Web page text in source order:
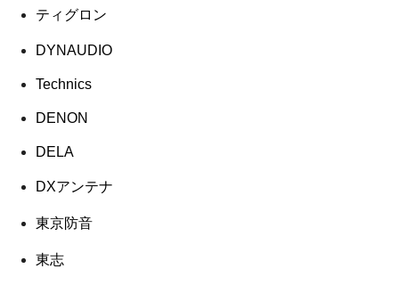
ティグロン
DYNAUDIO
Technics
DENON
DELA
DXアンテナ
東京防音
東志